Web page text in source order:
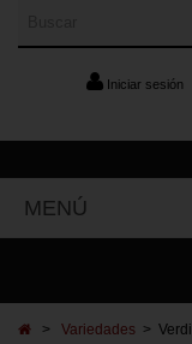
Iniciar sesión
MENÚ
> Variedades > Verdil